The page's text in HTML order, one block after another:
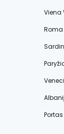
Viena
Roma
Portas